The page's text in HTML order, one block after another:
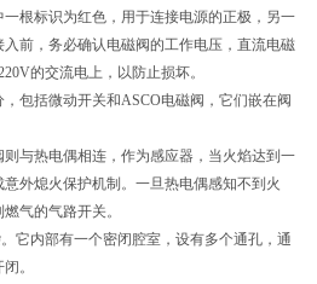
根标识为红色，用于连接电源的正极，另一
前，务必确认电磁阀的工作电压，直流电磁
的交流电上，以防止损坏。
包括微动开关和ASCO电磁阀，它们嵌在阀
与热电偶相连，作为感应器，当火焰达到一
外熄火保护机制。一旦热电偶感知不到火
气的气路开关。
它内部有一个密闭腔室，设有多个通孔，通
。